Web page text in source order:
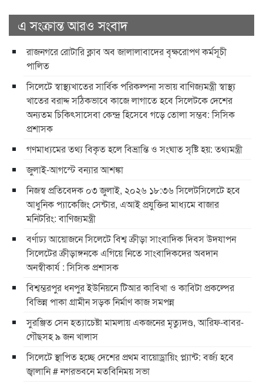
এ সংক্রান্ত আরও সংবাদ
রাজনগরে রোটারি ক্লাব অব জালালাবাদের বৃক্ষরোপণ কর্মসূচী
পালিত
সিলেটে স্বাস্থ্যখাতের সার্বিক পরিকল্পনা সভায় বাণিজ্যমন্ত্রী স্বাস্থ্য
খাতের বরাদ্দ সঠিকভাবে কাজে লাগাতে হবে সিলেটকে দেশের
অন্যতম চিকিৎসাসেবা কেন্দ্র হিসেবে গড়ে তোলা সম্ভব: সিসিক
প্রশাসক
গণমাধ্যমের তথ্য বিকৃত হলে বিভ্রান্তি ও সংঘাত সৃষ্টি হয়: তথ্যমন্ত্রী
জুলাই-আগস্টে বন্যার আশঙ্কা
নিজস্ব প্রতিবেদক ০৩ জুলাই, ২০২৬ ১৮:৩৬ সিলেটসিলেটে হবে
আধুনিক প্যাকেজিং সেন্টার, এআই প্রযুক্তির মাধ্যমে বাজার
মনিটরিং: বাণিজ্যমন্ত্রী
বর্ণাঢ্য আয়োজনে সিলেটে বিশ্ব ক্রীড়া সাংবাদিক দিবস উদযাপন
সিলেটের ক্রীড়াঙ্গনকে এগিয়ে নিতে সাংবাদিকদের অবদান
অনস্বীকার্য : সিসিক প্রশাসক
বিশ্বম্ভরপুর ধনপুর ইউনিয়নে টিআর কাবিখা ও কাবিটা প্রকল্পের
বিভিন্ন পাকা গ্রামীন সড়ক নির্মাণ কাজ সমপন্ন
সুরঞ্জিত সেন হত্যাচেষ্টা মামলায় একজনের মৃত্যুদণ্ড, আরিফ-বাবর-
গৌছসহ ৯ জন খালাস
​সিলেটে স্থাপিত হচ্ছে দেশের প্রথম বায়োড্রায়িং প্ল্যান্ট: বর্জ্য হবে
জ্বালানি ​# নগরভবনে মতবিনিময় সভা